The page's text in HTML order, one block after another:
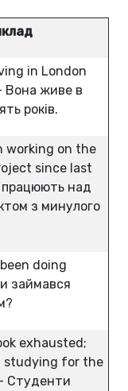
in London
Вона живе в
років.
working on the
since last
над
з минулого
doing
займався
exhausted;
studying for the
Студенти